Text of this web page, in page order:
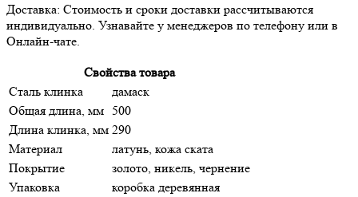
Доставка: Стоимость и сроки доставки рассчитываются
индивидуально. Узнавайте у менеджеров по телефону или в
Онлайн-чате.
Свойства товара
Сталь клинка
дамаск
Общая длина, мм 500
Длина клинка, мм 290
Материал
латунь, кожа ската
Покрытие
золото, никель, чернение
Упаковка
коробка деревянная